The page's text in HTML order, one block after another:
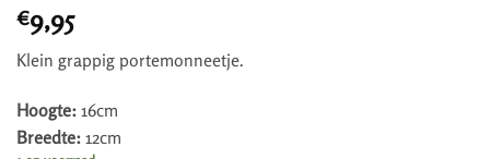
€9,95
Klein grappig portemonneetje.
Hoogte: 16cm
Breedte: 12cm